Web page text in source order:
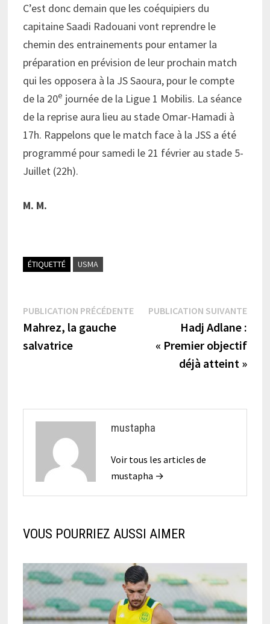
C’est donc demain que les coéquipiers du
capitaine Saadi Radouani vont reprendre le
chemin des entrainements pour entamer la
préparation en prévision de leur prochain match
qui les opposera à la JS Saoura, pour le compte
de la 20e journée de la Ligue 1 Mobilis. La séance
de la reprise aura lieu au stade Omar-Hamadi à
17h. Rappelons que le match face à la JSS a été
programmé pour samedi le 21 février au stade 5-
Juillet (22h).
M. M.
ÉTIQUETTÉ USMA
Navigation
de
PUBLICATION PRÉCÉDENTEPublication
précédente :
Mahrez, la gauche
salvatrice
PUBLICATION SUIVANTE
Hadj Adlane :
« Premier objectif
déjà atteint »
mustapha
Voir tous les articles de
mustapha →
VOUS POURRIEZ AUSSI AIMER